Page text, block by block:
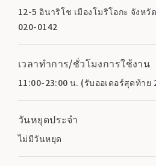
12-5 อินาริโช เมืองโมริโอกะ จังห
020-0142
เวลาทำการ/ชั่วโมงการใช้งาน
11:00-23:00 น. (รับออเดอร์สุดท้าย
วันหยุดประจำ
ไม่มีวันหยุด